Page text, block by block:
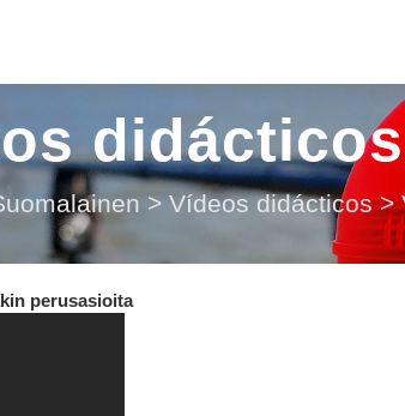
didácticos
> Vídeos didácticos >
perusasioita